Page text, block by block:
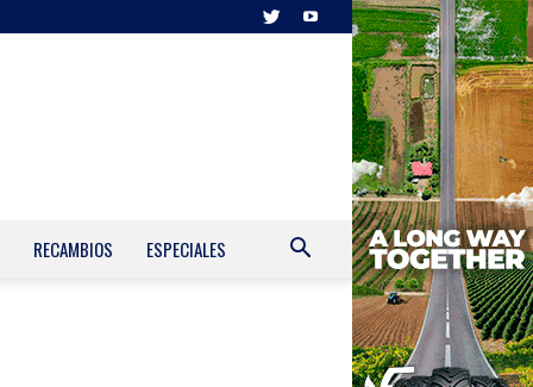
RECAMBIOS ESPECIALES